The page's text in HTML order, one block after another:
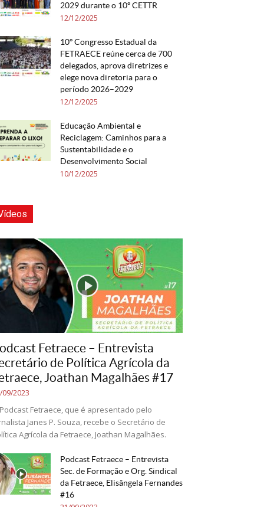
2029 durante o 10º CETTR
12/12/2025
10º Congresso Estadual da
FETRAECE reúne cerca de 700
delegados, aprova diretrizes e
elege nova diretoria para o
período 2026–2029
12/12/2025
Educação Ambiental e
Reciclagem: Caminhos para a
Sustentabilidade e o
Desenvolvimento Social
10/12/2025
Fetraece – Entrevista
de Política Agrícola da
Joathan Magalhães #17
09/2023
Fetraece, que é apresentado pelo
Janes P. Souza, recebe o Secretário de
Agrícola da Fetraece, Joathan Magalhães.
Podcast Fetraece – Entrevista
Sec. de Formação e Org. Sindical
da Fetraece, Elisângela Fernandes
#16